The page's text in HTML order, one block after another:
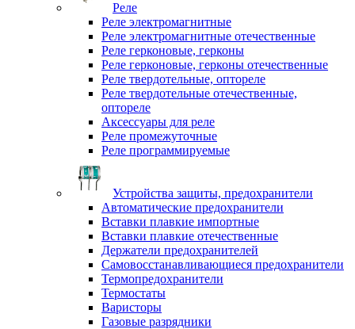
Реле
Реле электромагнитные
Реле электромагнитные отечественные
Реле герконовые, герконы
Реле герконовые, герконы отечественные
Реле твердотельные, оптореле
Реле твердотельные отечественные,
оптореле
Аксессуары для реле
Реле промежуточные
Реле программируемые
Устройства защиты, предохранители
Автоматические предохранители
Вставки плавкие импортные
Вставки плавкие отечественные
Держатели предохранителей
Самовосстанавливающиеся предохранители
Термопредохранители
Термостаты
Варисторы
Газовые разрядники